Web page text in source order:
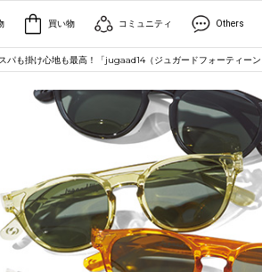
買い物 コミュニティ Others
パも掛け心地も最高！「jugaad14（ジュガードフォーティー